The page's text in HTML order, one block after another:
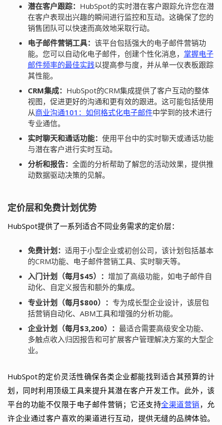
潜在客户跟踪： HubSpot的实时潜在客户跟踪允许您在潜
在客户表现出兴趣的瞬间进行监控和互动。这确保了您的
销售团队可以快速而高效地采取行动。
电子邮件营销工具： 该平台包括强大的电子邮件营销功
能。您可以自动化电子邮件，创建个性化消息， 掌握电子
邮件频率的最佳实践以提高参与度，并从单一仪表板跟踪
其性能。
CRM集成： HubSpot的CRM集成提供了客户互动的整体
视图，促进更好的沟通和更有效的跟进。这可能包括使用
从商业沟通101：如何格式化电子邮件中学到的技术进行
专业通信。
实时聊天和通话功能： 使用平台中的实时聊天或通话功能
与潜在客户进行实时互动。
分析和报告： 全面的分析帮助了解您的活动效果，提供推
动数据驱动决策的见解。
定价层和免费计划优势
HubSpot提供了一系列适合不同业务需求的定价层：
免费计划： 适用于小型企业或初创公司，该计划包括基本
的CRM功能、电子邮件营销工具、实时聊天等。
入门计划（每月$45）： 增加了高级功能，如电子邮件自
动化、自定义报告和额外的集成。
专业计划（每月$800）： 专为成长型企业设计，该层包
括营销自动化、ABM工具和增强的分析功能。
企业计划（每月$3,200）： 最适合需要高级安全功能、
多触点收入归因报告和可扩展客户管理解决方案的大型企
业。
HubSpot的定价灵活性确保各类企业都能找到适合其预算的计
划，同时利用顶级工具来提升其潜在客户开发工作。此外，该
平台的功能不仅限于电子邮件营销；它还支持全渠道营销 ，允
许企业通过客户喜欢的渠道进行互动，提供无缝的品牌体验。